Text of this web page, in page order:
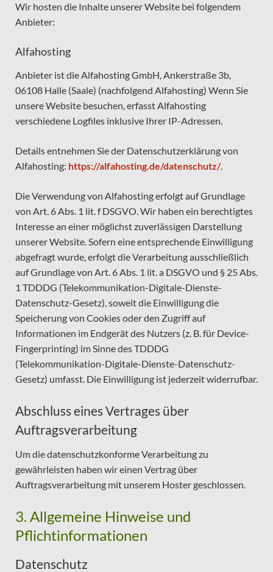
Wir hosten die Inhalte unserer Website bei folgendem
Anbieter:
Alfahosting
Anbieter ist die Alfahosting GmbH, Ankerstraße 3b,
06108 Halle (Saale) (nachfolgend Alfahosting) Wenn Sie
unsere Website besuchen, erfasst Alfahosting
verschiedene Logfiles inklusive Ihrer IP-Adressen.
Details entnehmen Sie der Datenschutzerklärung von
Alfahosting: https://alfahosting.de/datenschutz/.
Die Verwendung von Alfahosting erfolgt auf Grundlage
von Art. 6 Abs. 1 lit. f DSGVO. Wir haben ein berechtigtes
Interesse an einer möglichst zuverlässigen Darstellung
unserer Website. Sofern eine entsprechende Einwilligung
abgefragt wurde, erfolgt die Verarbeitung ausschließlich
auf Grundlage von Art. 6 Abs. 1 lit. a DSGVO und § 25 Abs.
1 TDDDG (Telekommunikation-Digitale-Dienste-
Datenschutz-Gesetz), soweit die Einwilligung die
Speicherung von Cookies oder den Zugriff auf
Informationen im Endgerät des Nutzers (z. B. für Device-
Fingerprinting) im Sinne des TDDDG
(Telekommunikation-Digitale-Dienste-Datenschutz-
Gesetz) umfasst. Die Einwilligung ist jederzeit widerrufbar.
Abschluss eines Vertrages über
Auftragsverarbeitung
Um die datenschutzkonforme Verarbeitung zu
gewährleisten haben wir einen Vertrag über
Auftragsverarbeitung mit unserem Hoster geschlossen.
3. Allgemeine Hinweise und
Pflichtinformationen
Datenschutz